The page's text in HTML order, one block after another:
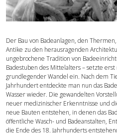
Forschung
Publikationen
Kontakt
Der Bau von Badeanlagen, den
Antike zu den herausragenden
ungebrochene ­Tradition von
Badestuben des Mittel­alters – setzte
grundlegender Wandel ein. Nach dem
Jahrhundert entdeckte man nun das
Wasser wieder. Die gewandelten
neuer medizinischer Erkenntnisse und
neue Bauten entstehen, in denen das
öffentliche Wasch- und Badeanstalten,
die Ende des 18. Jahrhunderts